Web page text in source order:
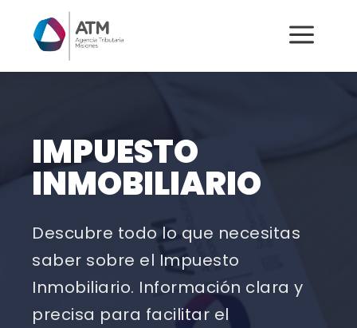
a
IMPUESTO
INMOBILIARIO
Descubre todo lo que necesitas
saber sobre el Impuesto
Inmobiliario. Información clara y
precisa para facilitar el